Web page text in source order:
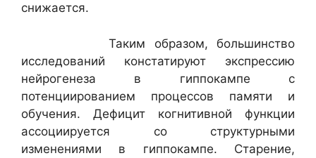
снижается.
Таким образом, большинство
исследований констатируют экспрессию
нейрогенеза в гиппокампе с
потенциированием процессов памяти и
обучения. Дефицит когнитивной функции
ассоциируется со структурными
изменениями в гиппокампе. Старение,